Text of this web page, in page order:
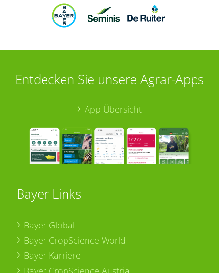
Entdecken Sie unsere Agrar-Apps
App Übersicht
Bayer Links
Bayer Global
Bayer CropScience World
Bayer Karriere
Bayer CropScience Austria